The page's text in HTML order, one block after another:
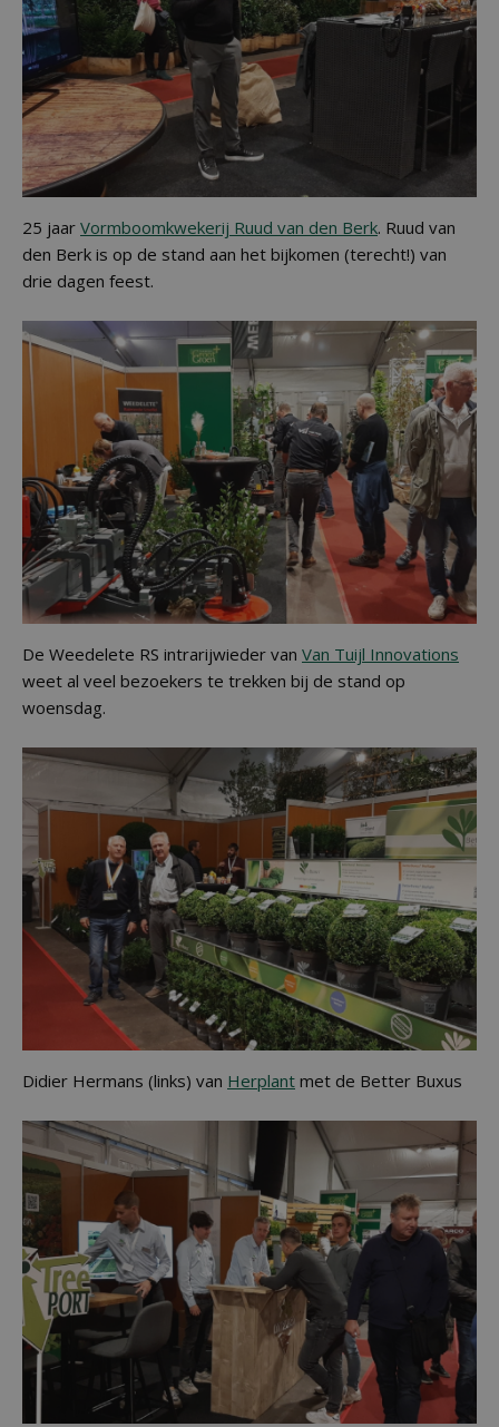
25 jaar Vormboomkwekerij Ruud van den Berk. Ruud van
den Berk is op de stand aan het bijkomen (terecht!) van
drie dagen feest.
De Weedelete RS intrarijwieder van Van Tuijl Innovations
weet al veel bezoekers te trekken bij de stand op
woensdag.
Didier Hermans (links) van Herplant met de Better Buxus